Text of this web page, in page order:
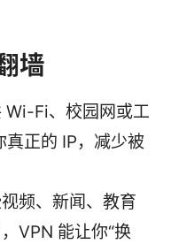
墙
Wi-Fi、校园网或工
正的 IP，减少被
频、新闻、教育
VPN 能让你“换